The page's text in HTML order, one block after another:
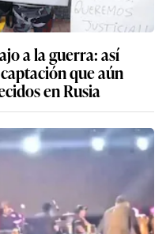
a la guerra: así
que aún
en Rusia